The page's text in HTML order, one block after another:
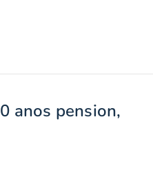
anos pension,